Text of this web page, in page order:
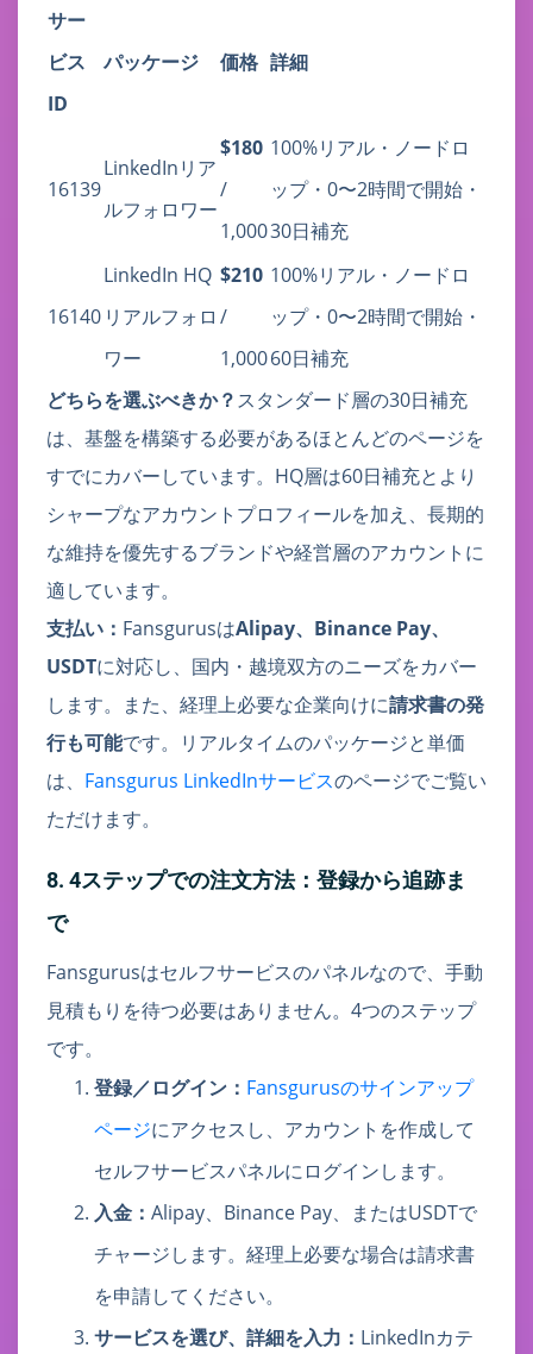
サー
ビス
ID
パッケージ 価格 詳細
16139
LinkedInリア
ルフォロワー
$180
/
1,000
100%リアル・ノードロ
ップ・0〜2時間で開始・
30日補充
16140
LinkedIn HQ
リアルフォロ
ワー
$210
/
1,000
100%リアル・ノードロ
ップ・0〜2時間で開始・
60日補充
どちらを選ぶべきか？スタンダード層の30日補充
は、基盤を構築する必要があるほとんどのページを
すでにカバーしています。HQ層は60日補充とより
シャープなアカウントプロフィールを加え、長期的
な維持を優先するブランドや経営層のアカウントに
適しています。
支払い： FansgurusはAlipay、Binance Pay、
USDTに対応し、国内・越境双方のニーズをカバー
します。また、経理上必要な企業向けに請求書の発
行も可能です。リアルタイムのパッケージと単価
は、 Fansgurus LinkedInサービスのページでご覧い
ただけます。
8. 4ステップでの注文方法：登録から追跡ま
で
Fansgurusはセルフサービスのパネルなので、手動
見積もりを待つ必要はありません。4つのステップ
です。
登録／ログイン： Fansgurusのサインアップ
ページにアクセスし、アカウントを作成して
セルフサービスパネルにログインします。
入金： Alipay、Binance Pay、またはUSDTで
チャージします。経理上必要な場合は請求書
を申請してください。
サービスを選び、詳細を入力： LinkedInカテ